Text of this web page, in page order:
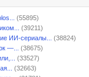
(55895)
(39211)
ИИ-сериалы...
(38824)
—...
(38675)
(33527)
(32663)